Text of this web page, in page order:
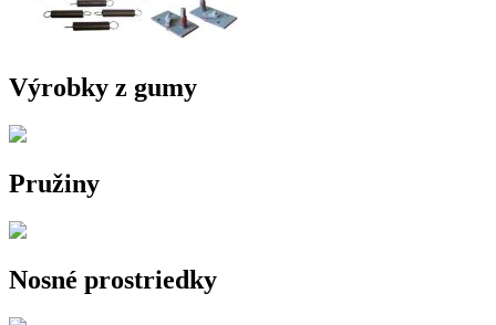
Výrobky z gumy
Pružiny
Nosné prostriedky